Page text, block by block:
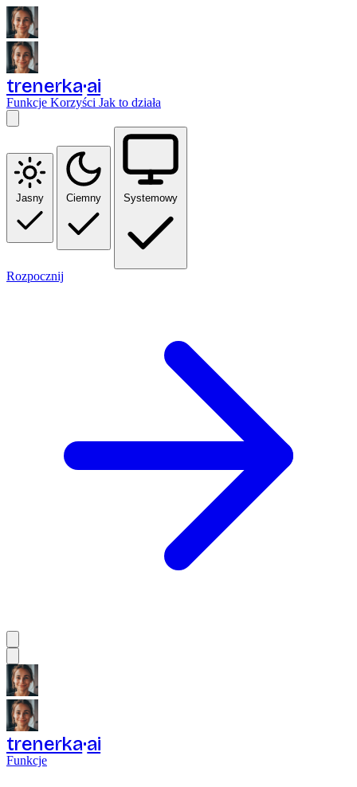
trenerka ai
Funkcje Korzyści Jak to działa
Jasny Ciemny Systemowy
Rozpocznij
trenerka ai
Funkcje